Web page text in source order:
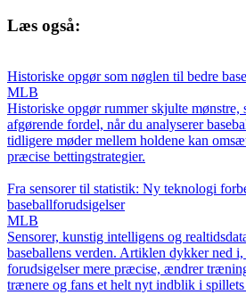
Læs også:
Historiske opgør som nøglen til bedre
MLB
Historiske opgør rummer skjulte mønstre,
afgørende fordel, når du analyserer
tidligere møder mellem holdene kan
præcise bettingstrategier.
Fra sensorer til statistik: Ny teknologi
baseballforudsigelser
MLB
Sensorer, kunstig intelligens og
baseballens verden. Artiklen dykker ned
forudsigelser mere præcise, ændrer
trænere og fans et helt nyt indblik i